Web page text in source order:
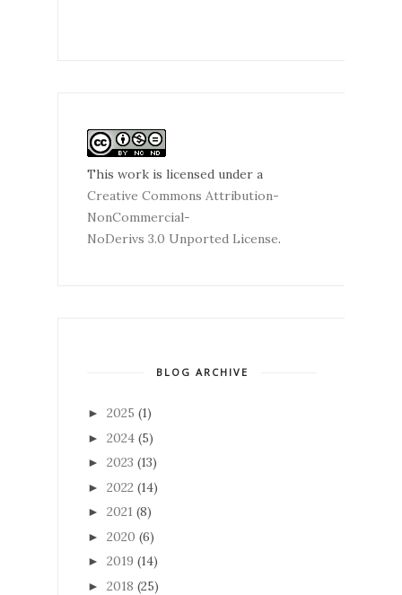
This work is licensed under a
Creative Commons Attribution-
NonCommercial-
NoDerivs 3.0 Unported License.
BLOG ARCHIVE
► 2025 (1)
► 2024 (5)
► 2023 (13)
► 2022 (14)
► 2021 (8)
► 2020 (6)
► 2019 (14)
► 2018 (25)